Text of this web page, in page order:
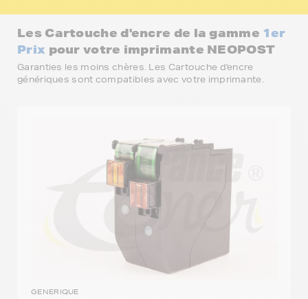
Les Cartouche d'encre de la gamme 1er
Prix pour votre imprimante NEOPOST
Garanties les moins chères. Les Cartouche d'encre
génériques sont compatibles avec votre imprimante.
GENERIQUE